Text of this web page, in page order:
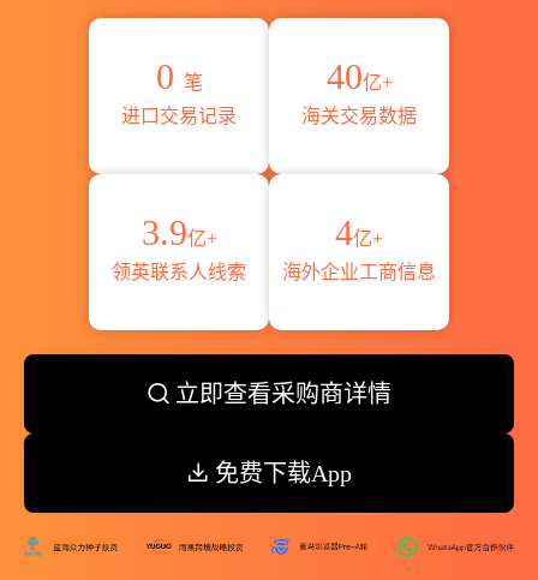
0 笔
进口交易记录
40亿+
海关交易数据
3.9亿+
领英联系人线索
4亿+
海外企业工商信息
立即查看采购商详情
免费下载App